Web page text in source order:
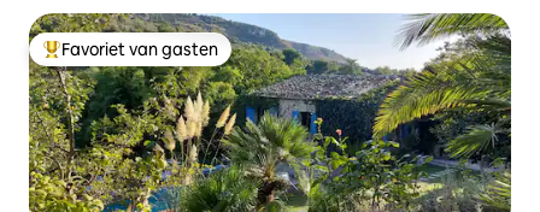
Topfavoriet van gasten
Favoriet van gasten